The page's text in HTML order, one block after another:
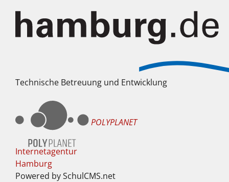
Technische Betreuung und Entwicklung
POLYPLANET
Internetagentur
Hamburg
Powered by SchulCMS.net